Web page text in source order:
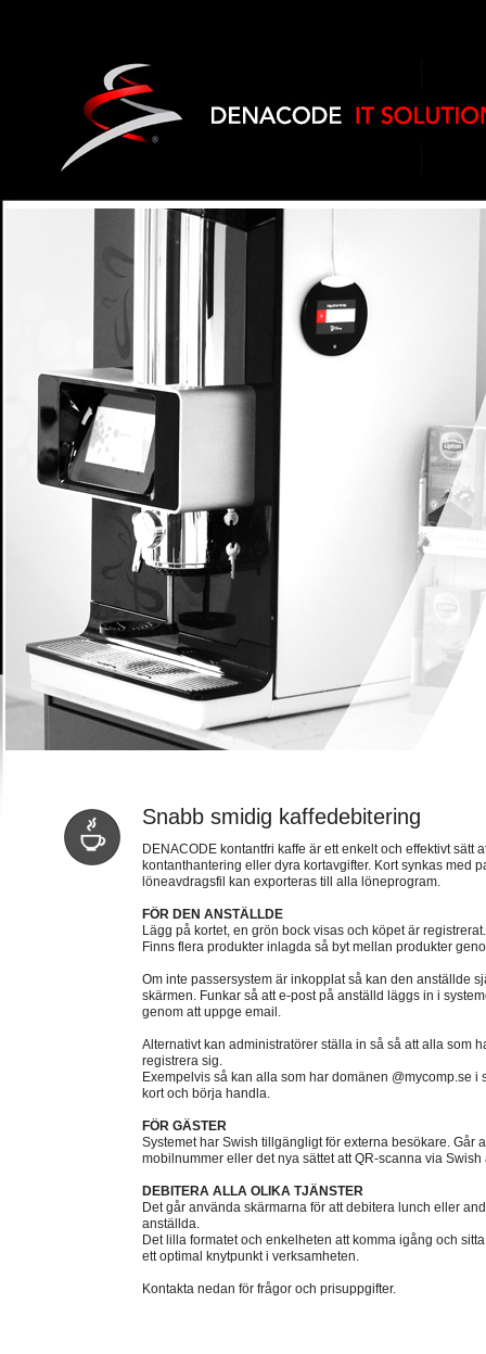
Snabb smidig kaffedebitering
DENACODE kontantfri kaffe är ett enkelt och effektivt sätt
kontanthantering eller dyra kortavgifter. Kort synkas med
löneavdragsfil kan exporteras till alla löneprogram.
FÖR DEN ANSTÄLLDE
Lägg på kortet, en grön bock visas och köpet är registrerat.
Finns flera produkter inlagda så byt mellan produkter
Om inte passersystem är inkopplat så kan den anställde
skärmen. Funkar så att e-post på anställd läggs in i
genom att uppge email.
Alternativt kan administratörer ställa in så så att alla som
registrera sig.
Exempelvis så kan alla som har domänen @mycomp.se i
kort och börja handla.
FÖR GÄSTER
Systemet har Swish tillgängligt för externa besökare. Går
mobilnummer eller det nya sättet att QR-scanna via
DEBITERA ALLA OLIKA TJÄNSTER
Det går använda skärmarna för att debitera lunch eller
anställda.
Det lilla formatet och enkelheten att komma igång och
ett optimal knytpunkt i verksamheten.
Kontakta nedan för frågor och prisuppgifter.